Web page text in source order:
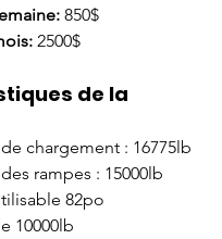
850$
2500$
de la
chargement : 16775lb
rampes : 15000lb
82po
10000lb